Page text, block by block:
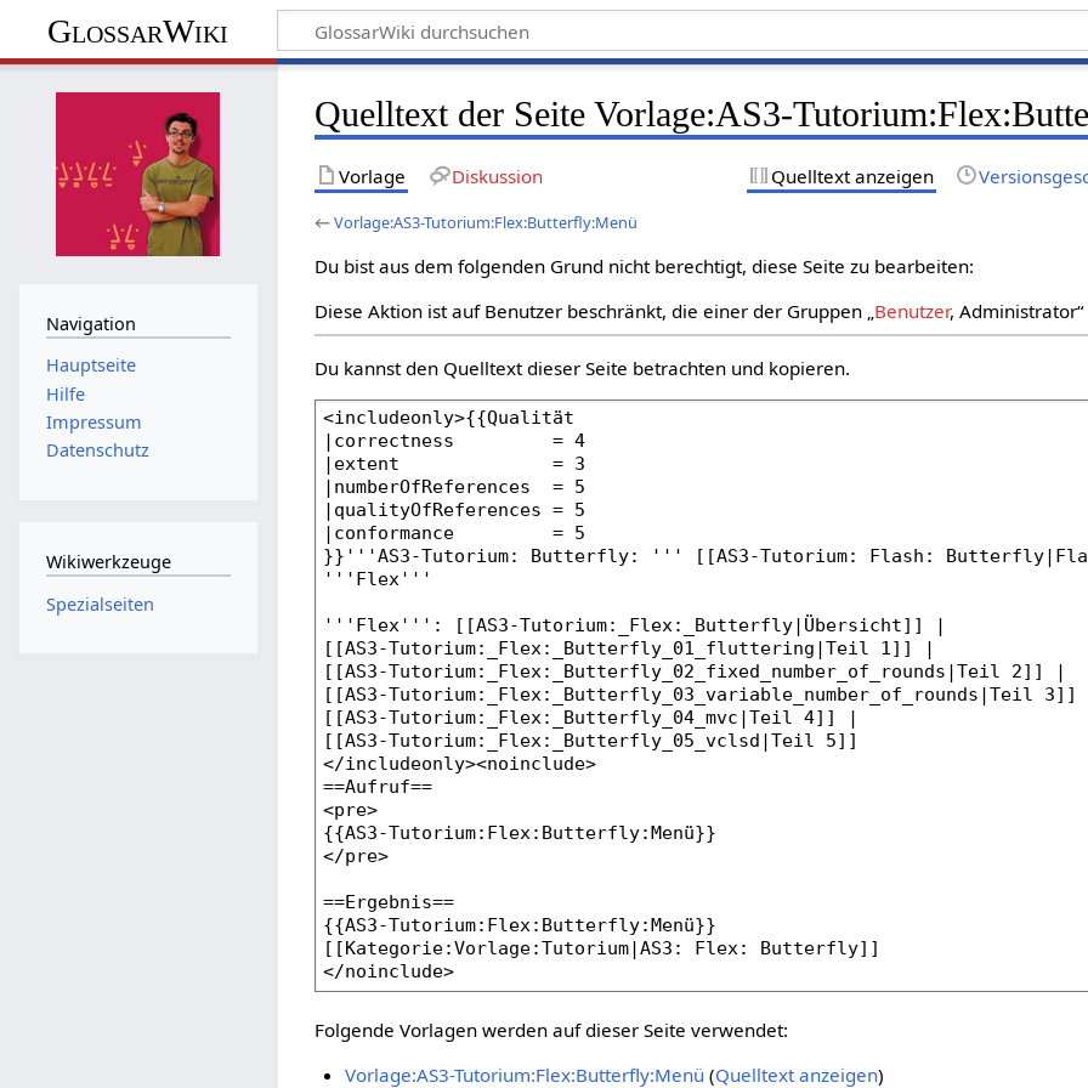
GlossarWiki
Quelltext der Seite Vorlage:AS3-
Vorlage Diskussion Quelltext anzeigen
←Vorlage:AS3-Tutorium:Flex:Butterfly:Menü
Du bist aus dem folgenden Grund nicht berechtigt, diese Seite zu bearbeiten:
Diese Aktion ist auf Benutzer beschränkt, die einer der Gruppen „Benutzer,
Du kannst den Quelltext dieser Seite betrachten und kopieren.
Folgende Vorlagen werden auf dieser Seite verwendet:
Vorlage:AS3-Tutorium:Flex:Butterfly:Menü (Quelltext anzeigen)
Navigation
Hauptseite
Hilfe
Impressum
Datenschutz
Wikiwerkzeuge
Spezialseiten